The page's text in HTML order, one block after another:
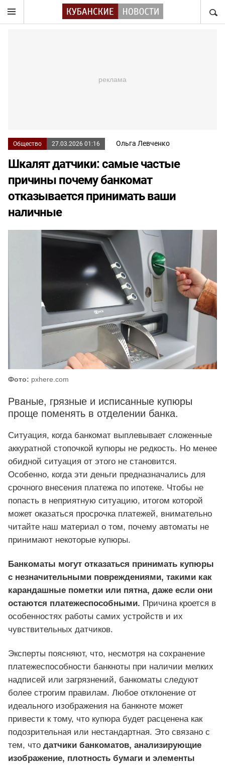
Общество 27.03.2026 01:16 Ольга Левченко
Шкалят датчики: самые частые
причины почему банкомат
отказывается принимать ваши
наличные
Фото: pxhere.com
Рваные, грязные и исписанные купюры
проще поменять в отделении банка.
Ситуация, когда банкомат выплевывает сложенные
аккуратной стопочкой купюры не редкость. Но менее
обидной ситуация от этого не становится.
Особенно, когда эти деньги предназначались для
срочного внесения платежа по ипотеке. Чтобы не
попасть в неприятную ситуацию, итогом которой
может оказаться просрочка платежей, внимательно
читайте наш материал о том, почему автоматы не
принимают некоторые купюры.
Банкоматы могут отказаться принимать купюры
с незначительными повреждениями, такими как
карандашные пометки или пятна, даже если они
остаются платежеспособными. Причина кроется в
особенностях работы самих устройств и их
чувствительных датчиков.
Эксперты поясняют, что, несмотря на сохранение
платежеспособности банкноты при наличии мелких
надписей или загрязнений, банкоматы следуют
более строгим правилам. Любое отклонение от
идеального изображения на банкноте может
привести к тому, что купюра будет расценена как
подозрительная или нестандартная. Это связано с
тем, что датчики банкоматов, анализирующие
изображение, плотность бумаги и элементы